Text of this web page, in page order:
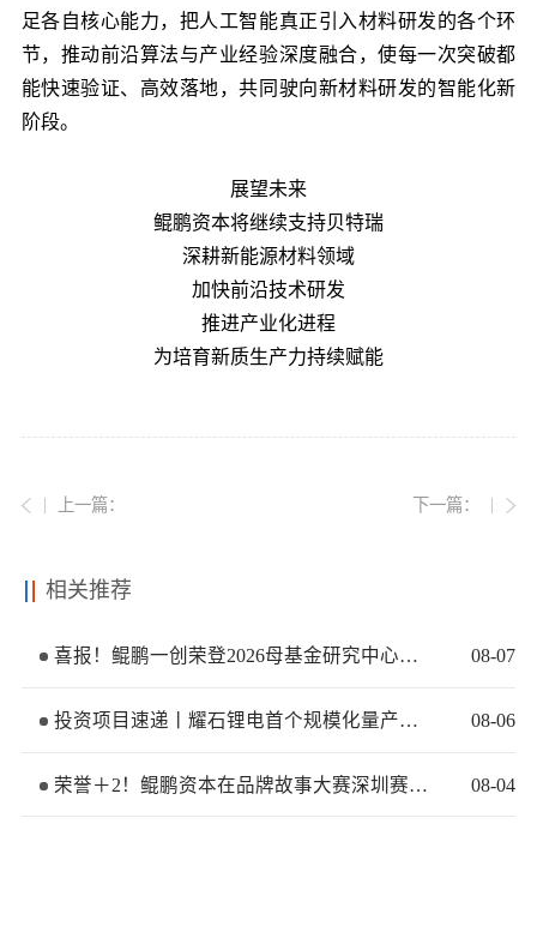
足各自核心能力，把人工智能真正引入材料研发的各个环
节，推动前沿算法与产业经验深度融合，使每一次突破都
能快速验证、高效落地，共同驶向新材料研发的智能化新
阶段。
展望未来
鲲鹏资本将继续支持贝特瑞
深耕新能源材料领域
加快前沿技术研发
推进产业化进程
为培育新质生产力持续赋能
上一篇： 下一篇：
相关推荐
喜报！鲲鹏一创荣登2026母基金研究中心两大榜单 08-07
投资项目速递丨耀石锂电首个规模化量产基地签约落地 08-06
荣誉＋2！鲲鹏资本在品牌故事大赛深圳赛区再获佳绩 08-04